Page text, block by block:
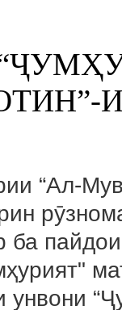
“Ал-
ба
унвони